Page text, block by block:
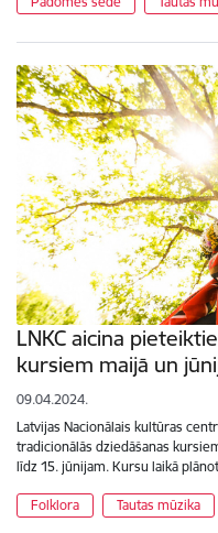
LNKC aicina
kursiem maijā un
09.04.2024.
Latvijas Nacionālais kultūras
tradicionālās dziedāšanas
līdz 15. jūnijam. Kursu laikā
Folklora Tautas mūzika